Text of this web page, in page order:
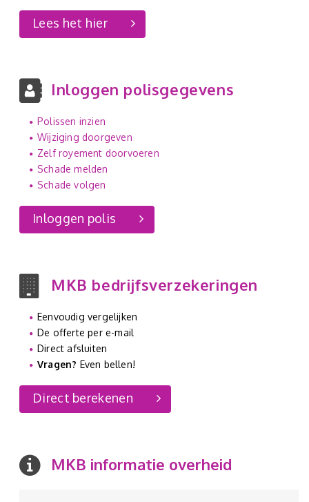
Lees het hier
Inloggen polisgegevens
Polissen inzien
Wijziging doorgeven
Zelf royement doorvoeren
Schade melden
Schade volgen
Inloggen polis
MKB bedrijfsverzekeringen
Eenvoudig vergelijken
De offerte per e-mail
Direct afsluiten
Vragen? Even bellen!
Direct berekenen
MKB informatie overheid